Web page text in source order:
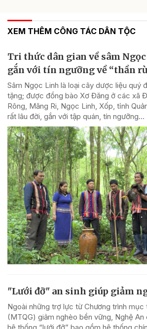
XEM THÊM CÔNG TÁC DÂN TỘC
Tri thức dân gian về sâm
gắn với tín ngưỡng về “thần
Sâm Ngọc Linh là loại cây dược liệu quý
tặng; được đồng bào Xơ Đăng ở các xã
Rông, Măng Ri, Ngọc Linh, Xốp, tỉnh
rất lâu đời, gắn với tập quán, tín ngưỡng...
"Lưới đỡ" an sinh giúp giảm
Ngoài những trợ lực từ Chương trình mục
(MTQG) giảm nghèo bền vững, Nghệ An
hệ thống “lưới đỡ” bao gồm hệ thống